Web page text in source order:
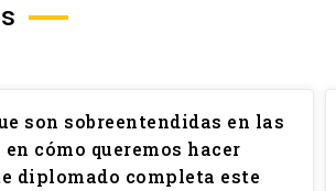
son sobreentendidas en las
cómo queremos hacer
diplomado completa este